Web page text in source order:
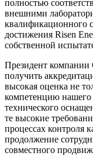
полностью
внешними
квалификационного
достижения Risen
собственной
Президент
получить
высокая оценка не
компетенцию нашего
технического
те высокие
процессах контроля
продолжение
совместного